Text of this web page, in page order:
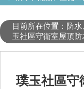
目前所在位置：防
玉社區守衛室屋頂防
璞玉社區守